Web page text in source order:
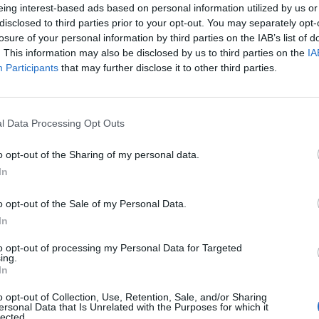
interest-based ads based on personal information utilized by us
to third parties prior to your opt-out. You may separately
of your personal information by third parties on the IAB’s list of
This information may also be disclosed by us to third parties on the
Participants that may further disclose it to other third parties.
Data Processing Opt Outs
opt-out of the Sharing of my personal data.
opt-out of the Sale of my Personal Data.
opt-out of processing my Personal Data for Targeted
opt-out of Collection, Use, Retention, Sale, and/or Sharing
Data that Is Unrelated with the Purposes for which it
totali e i tamponi totali eseguiti sono
mila". Il Report settimanale di
dell'Istituto Superiore di Sanità (Iss)
Lazio un rischio "basso" e indicatori in
e rispettare le disposizioni sulla
l'utilizzo della mascherina e il
mani" ha invitato l'assessore alla Salute
Trump, Meloni e la strategia